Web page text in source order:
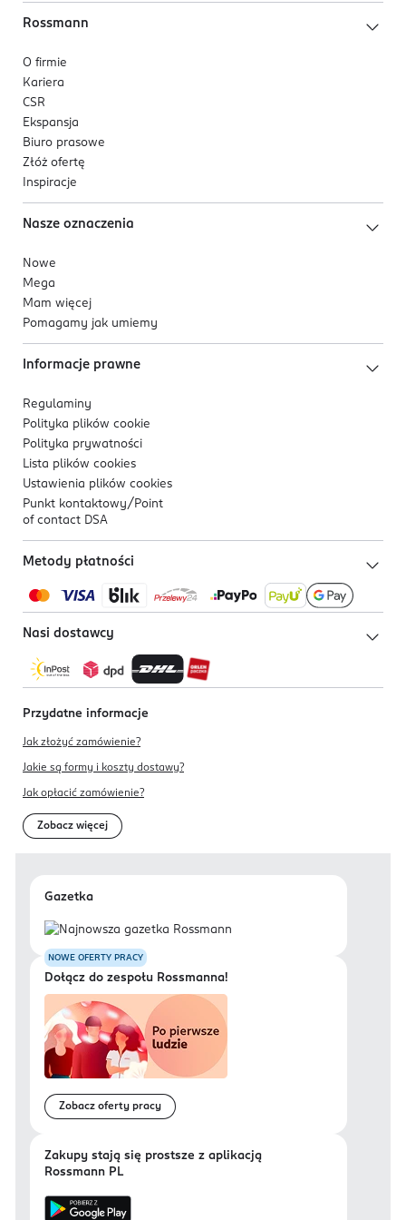
KAŻDYM UŻYCIEM NALEŻY PRZECZYTAĆ ETYKIETĘ I
PRODUCENT/PODMIOT ODPOWIEDZIALNY
SC Johnson Sp. zo.o.
Tasmowa 7
02-677
Warszawa
biuro@scj.com
Kod EAN
8 711800 112054
Rossmann
O firmie
Kariera
CSR
Ekspansja
Biuro prasowe
Złóż ofertę
Inspiracje
Nasze oznaczenia
Nowe
Mega
Mam więcej
Pomagamy jak umiemy
Informacje prawne
Regulaminy
Polityka plików cookie
Polityka prywatności
Lista plików cookies
Ustawienia plików cookies
Punkt kontaktowy/ Point
of contact DSA
Metody płatności
Nasi dostawcy
Przydatne informacje
Jak złożyć zamówienie?
Jakie są formy i koszty dostawy?
Jak opłacić zamówienie?
Zobacz więcej
Gazetka
NOWE OFERTY PRACY
Dołącz do zespołu Rossmanna!
Zobacz oferty pracy
Zakupy stają się prostsze z aplikacją
Rossmann PL